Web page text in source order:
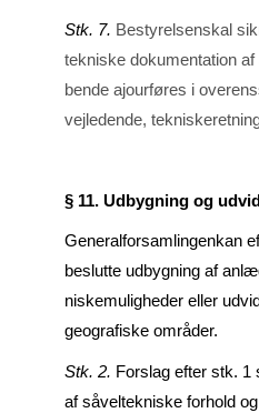
Stk. 7. Bestyrelsenskal
tekniske dokumentation
bende ajourføres i
vejledende,
§ 11. Udbygning og
Generalforsamlingenkan
beslutte udbygning af
niskemuligheder eller
geografiske områder.
Stk. 2. Forslag efter stk. 1
af såveltekniske forhold